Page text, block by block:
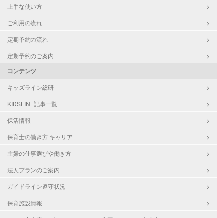
上手な使い方
ご利用の流れ
定期予約の流れ
定期予約のご案内
コンテンツ
キッズライン総研
KIDSLINE記事一覧
保活情報
保育士の働き方 キャリア
主婦の仕事選びや働き方
法人プランのご案内
ガイドライン遵守状況
保育施設情報